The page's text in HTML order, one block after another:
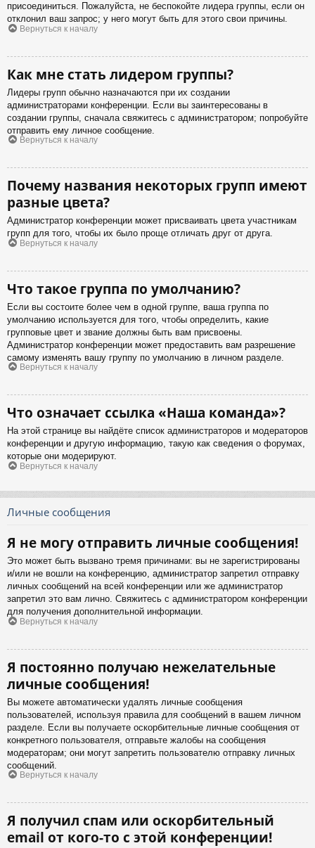
присоединиться. Пожалуйста, не беспокойте лидера группы, если он
отклонил ваш запрос; у него могут быть для этого свои причины.
Вернуться к началу
Как мне стать лидером группы?
Лидеры групп обычно назначаются при их создании
администраторами конференции. Если вы заинтересованы в
создании группы, сначала свяжитесь с администратором; попробуйте
отправить ему личное сообщение.
Вернуться к началу
Почему названия некоторых групп имеют
разные цвета?
Администратор конференции может присваивать цвета участникам
групп для того, чтобы их было проще отличать друг от друга.
Вернуться к началу
Что такое группа по умолчанию?
Если вы состоите более чем в одной группе, ваша группа по
умолчанию используется для того, чтобы определить, какие
групповые цвет и звание должны быть вам присвоены.
Администратор конференции может предоставить вам разрешение
самому изменять вашу группу по умолчанию в личном разделе.
Вернуться к началу
Что означает ссылка «Наша команда»?
На этой странице вы найдёте список администраторов и модераторов
конференции и другую информацию, такую как сведения о форумах,
которые они модерируют.
Вернуться к началу
Личные сообщения
Я не могу отправить личные сообщения!
Это может быть вызвано тремя причинами: вы не зарегистрированы
и/или не вошли на конференцию, администратор запретил отправку
личных сообщений на всей конференции или же администратор
запретил это вам лично. Свяжитесь с администратором конференции
для получения дополнительной информации.
Вернуться к началу
Я постоянно получаю нежелательные
личные сообщения!
Вы можете автоматически удалять личные сообщения
пользователей, используя правила для сообщений в вашем личном
разделе. Если вы получаете оскорбительные личные сообщения от
конкретного пользователя, отправьте жалобы на сообщения
модераторам; они могут запретить пользователю отправку личных
сообщений.
Вернуться к началу
Я получил спам или оскорбительный
email от кого-то с этой конференции!